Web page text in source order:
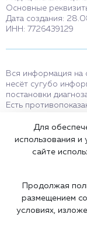
Основные
Дата создания:
ИНН: 7726439129
Вся информация на
несёт сугубо
постановки
Есть
мессенджерам и в
информационный
услугами.
Оставаясь на
©2002-
Для
использования и
сайте
Продолжая
размещением
условиях,